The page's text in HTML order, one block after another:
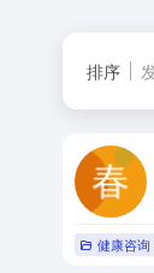
排序
健康咨询